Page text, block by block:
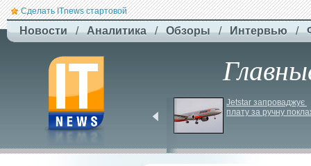
Сделать ITnews стартовой
Новости / Аналитика / Обзоры / Интервью /
виробництво ракет для
Patriot
Jetstar запроваджує
плату за ручну